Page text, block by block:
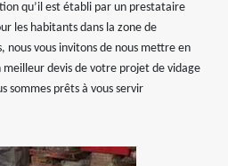
qu’il est établi par un prestataire
les habitants dans la zone de
nous vous invitons de nous mettre en
meilleur devis de votre projet de vidage
sommes prêts à vous servir